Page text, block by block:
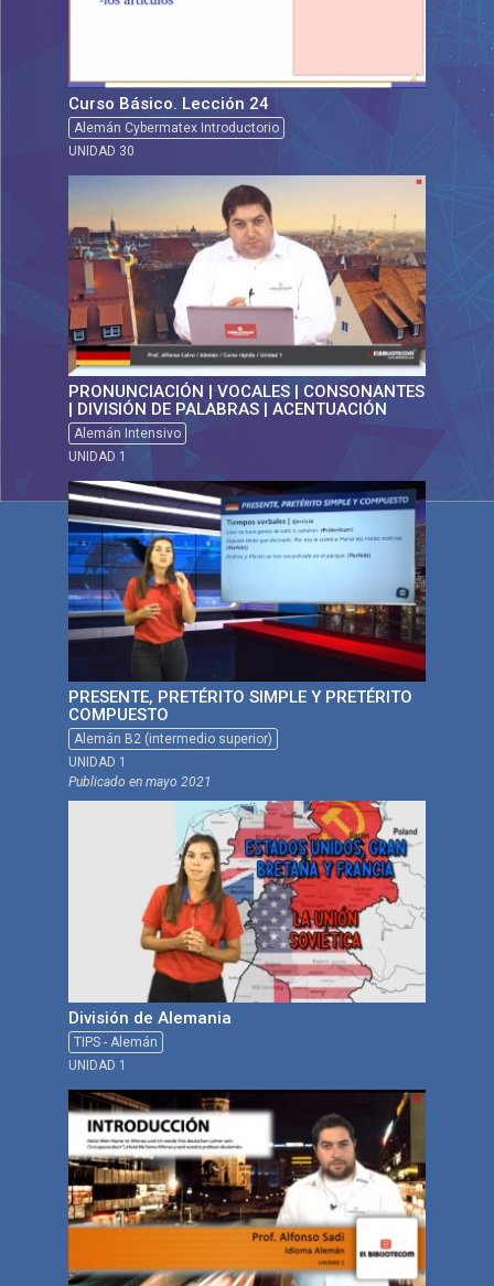
Curso Básico. Lección 24
Alemán Cybermatex Introductorio
UNIDAD 30
PRONUNCIACIÓN | VOCALES | CONSONANTES
| DIVISIÓN DE PALABRAS | ACENTUACIÓN
Alemán Intensivo
UNIDAD 1
PRESENTE, PRETÉRITO SIMPLE Y PRETÉRITO
COMPUESTO
Alemán B2 (intermedio superior)
UNIDAD 1
Publicado enmayo 2021
División de Alemania
TIPS - Alemán
UNIDAD 1